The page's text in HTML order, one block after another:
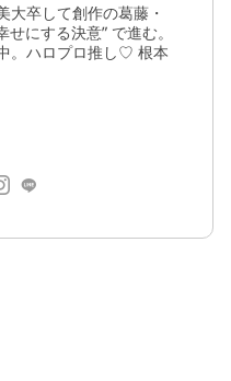
大卒して創作の葛藤・
にする決意” で進む。
。ハロプロ推し♡ 根本